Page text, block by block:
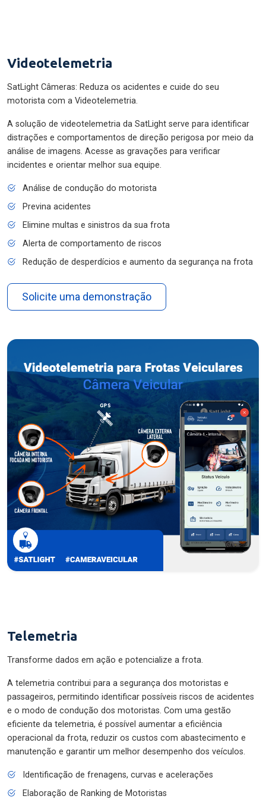
Videotelemetria
SatLight Câmeras: Reduza os acidentes e cuide do seu
motorista com a Videotelemetria.
A solução de videotelemetria da SatLight serve para identificar
distrações e comportamentos de direção perigosa por meio da
análise de imagens. Acesse as gravações para verificar
incidentes e orientar melhor sua equipe.
Análise de condução do motorista
Previna acidentes
Elimine multas e sinistros da sua frota
Alerta de comportamento de riscos
Redução de desperdícios e aumento da segurança na frota
Solicite uma demonstração
Telemetria
Transforme dados em ação e potencialize a frota.
A telemetria contribui para a segurança dos motoristas e
passageiros, permitindo identificar possíveis riscos de acidentes
e o modo de condução dos motoristas. Com uma gestão
eficiente da telemetria, é possível aumentar a eficiência
operacional da frota, reduzir os custos com abastecimento e
manutenção e garantir um melhor desempenho dos veículos.
Identificação de frenagens, curvas e acelerações
Elaboração de Ranking de Motoristas